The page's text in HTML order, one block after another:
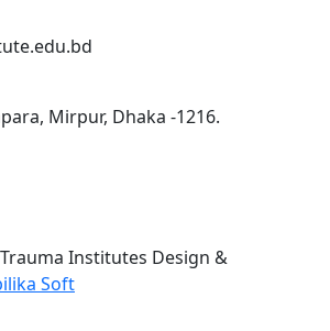
Mirpur, Dhaka -1216.
Institutes Design &
Soft